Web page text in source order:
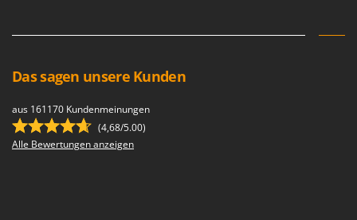
Das sagen unsere Kunden
aus 161170 Kundenmeinungen
(4,68/5.00)
Alle Bewertungen anzeigen